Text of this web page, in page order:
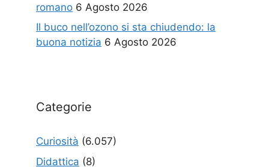
romano 6 Agosto 2026
Il buco nell’ozono si sta chiudendo: la
buona notizia 6 Agosto 2026
Categorie
Curiosità (6.057)
Didattica (8)